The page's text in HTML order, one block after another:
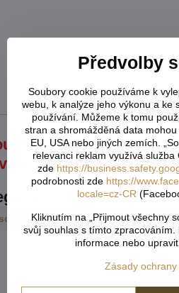
vyráběny na zakázku
50% nebo úhradu
Závěsy zatemňovací a
Předvolby
Soubory cookie používáme k
webu, k analýze jeho výkonu a ke
používání. Můžeme k tomu
stran a shromážděná data
EU, USA nebo jiných zemích.
relevanci reklam využívá služba
zde https://
podrobnosti zde https://
locale=cz-CR
Kliknutím na „Přijmout všechny
svůj souhlas s tímto
informace nebo
Zásady